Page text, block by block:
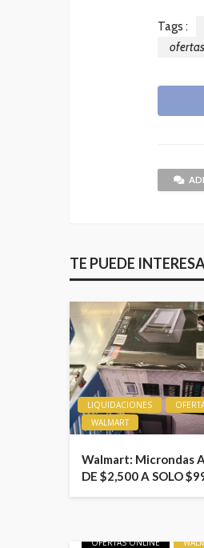
Tags :
ofertas
TE PUEDE
LIQUIDACIONES
WALMART
Walmart: Microndas
DE $2,500 A SOLO
OFERTAS ONLINE